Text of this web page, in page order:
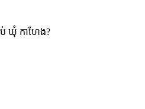
ឃុំ កាហែង?